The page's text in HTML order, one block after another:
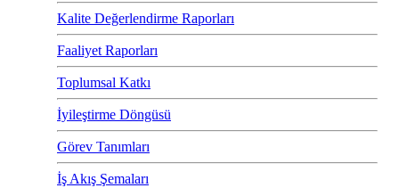
Kalite Değerlendirme Raporları
Faaliyet Raporları
Toplumsal Katkı
İyileştirme Döngüsü
Görev Tanımları
İş Akış Şemaları